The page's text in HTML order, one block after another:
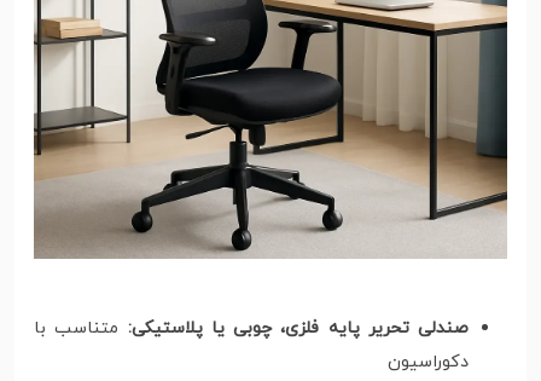
صندلی تحریر پایه فلزی، چوبی یا پلاستیکی: متناسب با
دکوراسیون